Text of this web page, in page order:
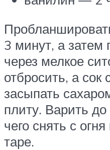
3 минут, а затем
через мелкое
отбросить, а сок
засыпать
плиту. Варить до
чего снять с
таре.